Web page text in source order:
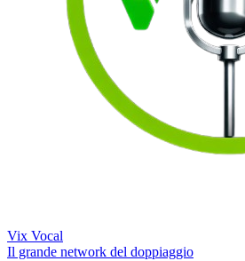
Vix Vocal
Il grande network del doppiaggio